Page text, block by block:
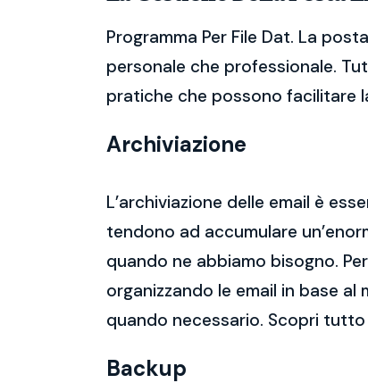
Programma Per File Dat. La
personale che professionale.
pratiche che possono facilitare
Archiviazione
L’archiviazione delle email è
tendono ad accumulare
quando ne abbiamo bisogno.
organizzando le email in base
quando necessario. Scopri tutto
Backup